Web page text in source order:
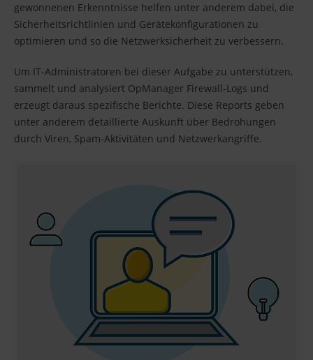
gewonnenen Erkenntnisse helfen unter anderem dabei, die
Sicherheitsrichtlinien und Gerätekonfigurationen zu
optimieren und so die Netzwerksicherheit zu verbessern.
Um IT-Administratoren bei dieser Aufgabe zu unterstützen,
sammelt und analysiert OpManager Firewall-Logs und
erzeugt daraus spezifische Berichte. Diese Reports geben
unter anderem detaillierte Auskunft über Bedrohungen
durch Viren, Spam-Aktivitäten und Netzwerkangriffe.